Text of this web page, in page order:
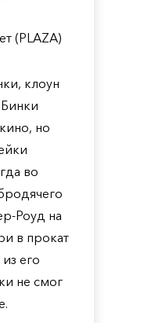
(PLAZA)
клоун
но
во
Роуд на
в прокат
его
не смог